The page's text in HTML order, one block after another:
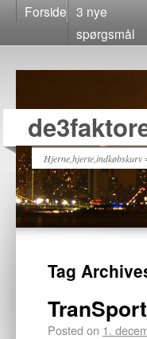
Forside 3 nye
spørgsmål
Tag
Posted on 1.